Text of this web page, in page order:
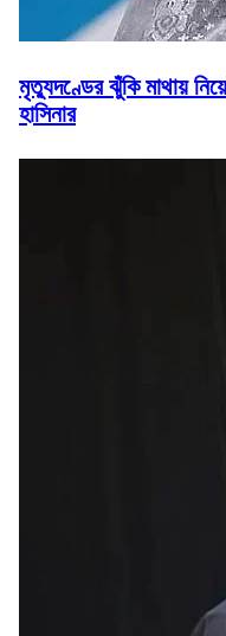
মৃত্যুদণ্ডের ঝুঁকি মাথায়
হাসিনার